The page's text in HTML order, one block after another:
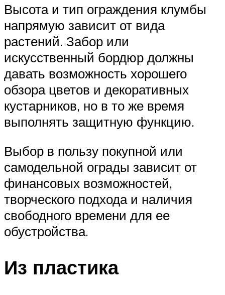
Высота и тип ограждения клумбы
напрямую зависит от вида
растений. Забор или
искусственный бордюр должны
давать возможность хорошего
обзора цветов и декоративных
кустарников, но в то же время
выполнять защитную функцию.
Выбор в пользу покупной или
самодельной ограды зависит от
финансовых возможностей,
творческого подхода и наличия
свободного времени для ее
обустройства.
Из пластика